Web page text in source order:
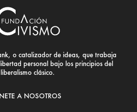
o catalizador de ideas, que trabaja
personal bajo los principios del
liberalismo clásico.
A NOSOTROS